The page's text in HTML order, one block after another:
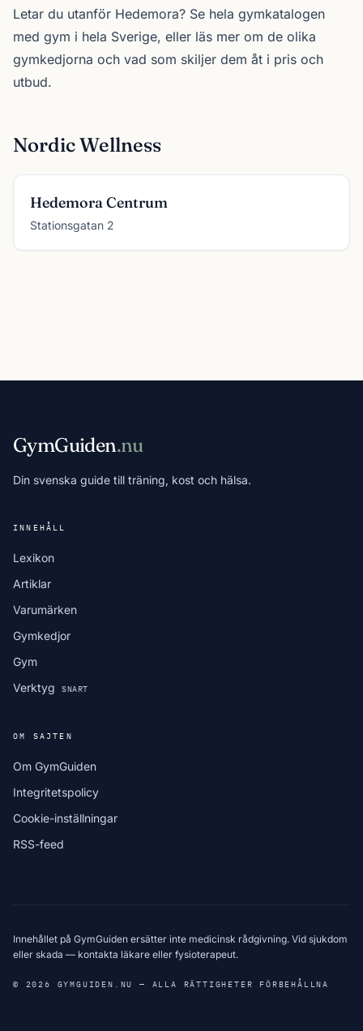
Letar du utanför Hedemora? Se hela gymkatalogen
med gym i hela Sverige, eller läs mer om de olika
gymkedjorna och vad som skiljer dem åt i pris och
utbud.
Nordic Wellness
Hedemora Centrum
Stationsgatan 2
GymGuiden.nu
Din svenska guide till träning, kost och hälsa.
INNEHÅLL
Lexikon
Artiklar
Varumärken
Gymkedjor
Gym
Verktyg
SNART
OM SAJTEN
Om GymGuiden
Integritetspolicy
Cookie-inställningar
RSS-feed
Innehållet på GymGuiden ersätter inte medicinsk rådgivning. Vid sjukdom
eller skada — kontakta läkare eller fysioterapeut.
© 2026 GYMGUIDEN.NU — ALLA RÄTTIGHETER FÖRBEHÅLLNA